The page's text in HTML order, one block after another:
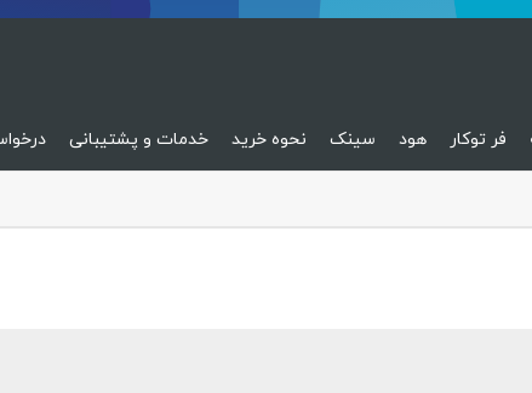
فر توکار هود سینک نحوه خرید خدمات و پشتیبانی